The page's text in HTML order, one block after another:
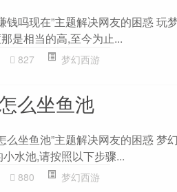
钱吗现在”主题解决网友的困惑
是相当的高,至今为止...
827 梦幻西游
么坐鱼池
么坐鱼池”主题解决网友的困惑 梦
水池,请按照以下步骤...
880 梦幻西游